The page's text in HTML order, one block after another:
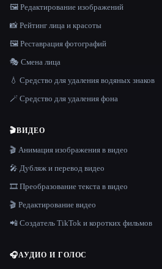
🖼️ Редактирование изображений
📸 Рейтинг лица и красоты
🖼️ Реставрация фотографий
🎭 Смена лица
💧 Средство для удаления водяных знаков
🪄 Средство для удаления фона
🎬ВИДЕО
🎬 Анимация изображения в видео
🎤 Дубляж и перевод видео
🎞️ Преобразование текста в видео
🎬 Редактирование видео
📲 Создатель TikTok и коротких фильмов
🎧АУДИО И ГОЛОС